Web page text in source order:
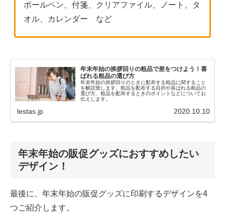
ボールペン、付箋、クリアファイル、ノート、タ
オル、カレンダー など
年末年始の挨拶回りの粗品で差をつけよう！喜
ばれる粗品の選び方
年末年始の挨拶回りのときに配布する粗品に関すること
を解説致します。粗品を配布する目的や喜ばれる粗品の
選び方、粗品を配布するときのポイントなどについてお
伝えします。
lestas.jp 2020.10.10
年末年始の販促グッズにおすすめしたい
デザイン！
最後に、年末年始の販促グッズに印刷するデザインを4
つご紹介します。